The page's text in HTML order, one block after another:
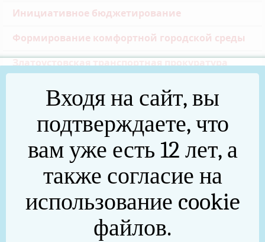
Инициативное бюджетирование
Формирование комфортной городской среды
Златоустовская транспортная прокуратура
Реальные дела (архив)
Национальные проекты
75 лет Победы в Великой Отечественной войне
(архив)
Новости прокуратуры
Входя на сайт, вы
подтверждаете, что
вам уже есть 12 лет, а
также согласие на
использование cookie
файлов.